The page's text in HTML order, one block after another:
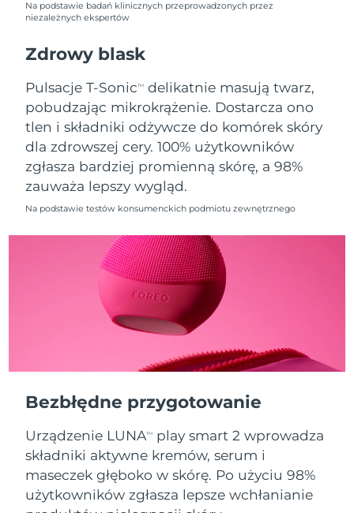
Na podstawie badań klinicznych przeprowadzonych przez
niezależnych ekspertów
Zdrowy blask
Pulsacje T-SonicTM
delikatnie masują twarz,
pobudzając mikrokrążenie. Dostarcza ono
tlen i składniki odżywcze do komórek skóry
dla zdrowszej cery. 100% użytkowników
zgłasza bardziej promienną skórę, a 98%
zauważa lepszy wygląd.
Na podstawie testów konsumenckich podmiotu zewnętrznego
Bezbłędne przygotowanie
Urządzenie LUNATM
play smart 2 wprowadza
składniki aktywne kremów, serum i
maseczek głęboko w skórę. Po użyciu 98%
użytkowników zgłasza lepsze wchłanianie
Nowa Zelandia
Oczekiwany czas dostawy
09/08/2026
Norwegia
Oczekiwany czas dostawy
09/08/2026
Oman
Oczekiwany czas dostawy
12/08/2026
Oczekiwany czas dostawy
Oczekiwany czas dostawy
Portoryko
Oczekiwany czas dostawy
Oczekiwany czas dostawy
Reunion
Oczekiwany czas dostawy
14/08/2026
Oczekiwany czas dostawy